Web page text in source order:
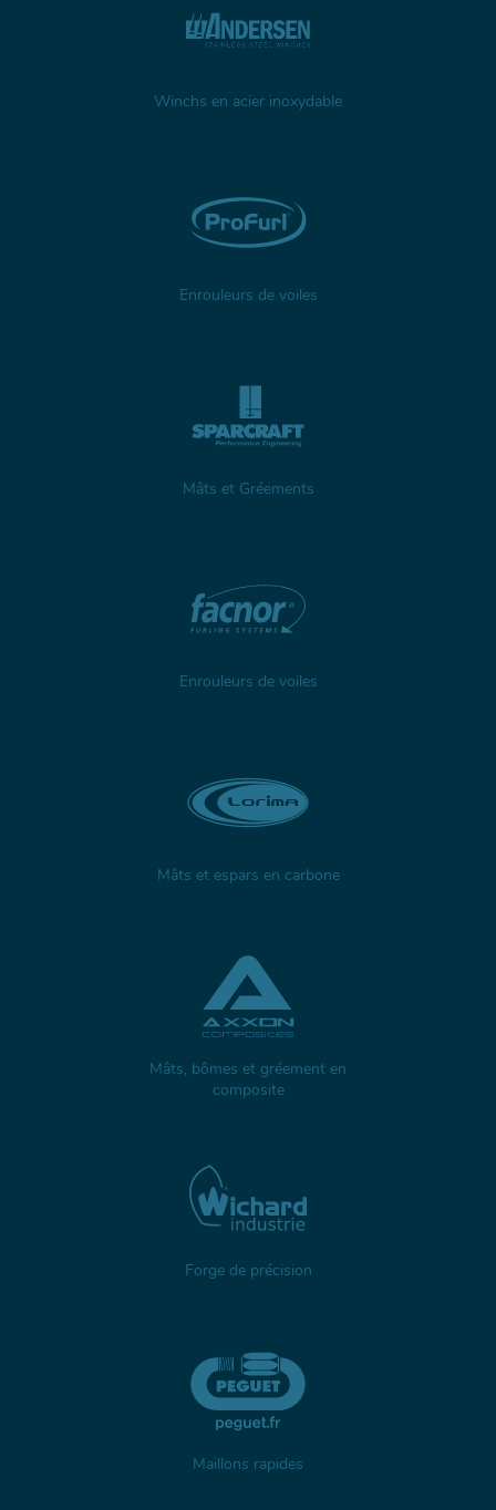
Winchs en acier inoxydable
Enrouleurs de voiles
Mâts et Gréements
Enrouleurs de voiles
Mâts et espars en carbone
Mâts, bômes et gréement en
composite
Forge de précision
Maillons rapides